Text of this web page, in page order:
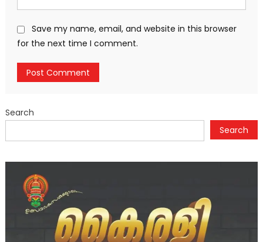
Save my name, email, and website in this browser
for the next time I comment.
Search
Search